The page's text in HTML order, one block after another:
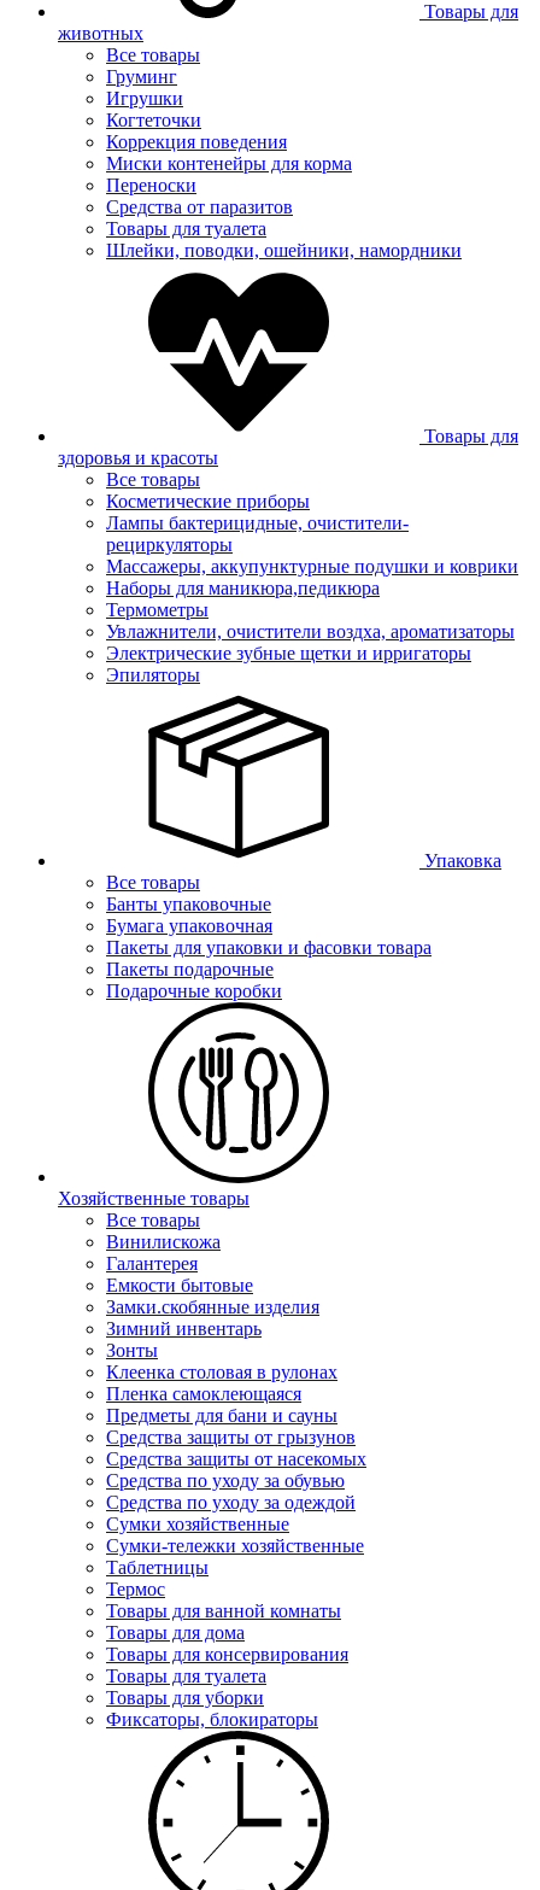
Товары для
животных
Все товары
Груминг
Игрушки
Когтеточки
Коррекция поведения
Миски контенейры для корма
Переноски
Средства от паразитов
Товары для туалета
Шлейки, поводки, ошейники, намордники
Товары для
здоровья и красоты
Все товары
Косметические приборы
Лампы бактерицидные, очистители-
рециркуляторы
Массажеры, аккупунктурные подушки и коврики
Наборы для маникюра,педикюра
Термометры
Увлажнители, очистители воздха, ароматизаторы
Электрические зубные щетки и ирригаторы
Эпиляторы
Упаковка
Все товары
Банты упаковочные
Бумага упаковочная
Пакеты для упаковки и фасовки товара
Пакеты подарочные
Подарочные коробки
Хозяйственные товары
Все товары
Винилискожа
Галантерея
Емкости бытовые
Замки.скобянные изделия
Зимний инвентарь
Зонты
Клеенка столовая в рулонах
Пленка самоклеющаяся
Предметы для бани и сауны
Средства защиты от грызунов
Средства защиты от насекомых
Средства по уходу за обувью
Средства по уходу за одеждой
Сумки хозяйственные
Сумки-тележки хозяйственные
Таблетницы
Термос
Товары для ванной комнаты
Товары для дома
Товары для консервирования
Товары для туалета
Товары для уборки
Фиксаторы, блокираторы